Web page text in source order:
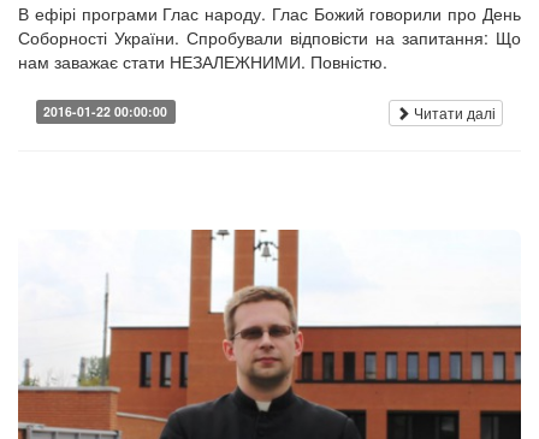
В ефірі програми Глас народу. Глас Божий говорили про День
Соборності України. Спробували відповісти на запитання: Що
нам заважає стати НЕЗАЛЕЖНИМИ. Повністю.
2016-01-22 00:00:00 Читати далі